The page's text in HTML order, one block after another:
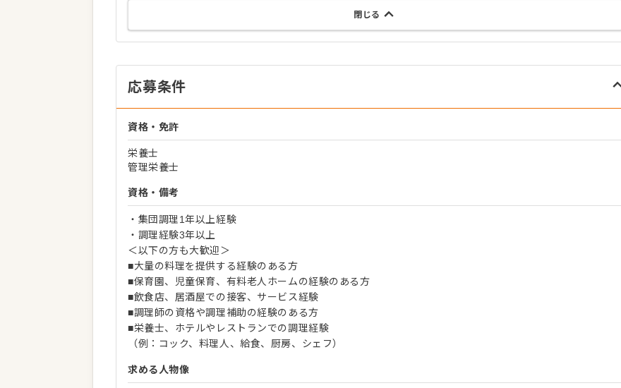
閉じる
応募条件
資格・免許
栄養士
管理栄養士
資格・備考
・集団調理1年以上経験
・調理経験3年以上
＜以下の方も大歓迎＞
■大量の料理を提供する経験のある方
■保育園、児童保育、有料老人ホームの経験のある方
■飲食店、居酒屋での接客、サービス経験
■調理師の資格や調理補助の経験のある方
■栄養士、ホテルやレストランでの調理経験
（例：コック、料理人、給食、厨房、シェフ）
求める人物像